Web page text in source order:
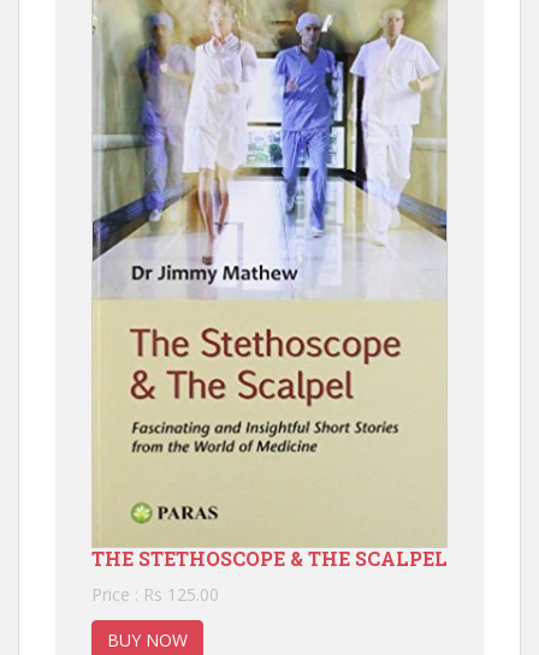
THE STETHOSCOPE & THE SCALPEL
Price : Rs 125.00
BUY NOW